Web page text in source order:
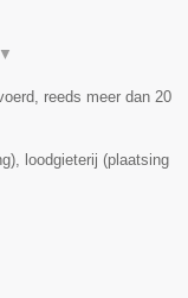
▼
reeds meer dan 20
loodgieterij (plaatsing